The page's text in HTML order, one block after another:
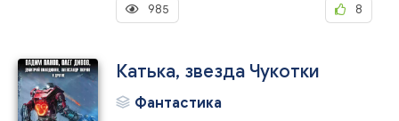
985 8
Катька, звезда Чукотки
Фантастика